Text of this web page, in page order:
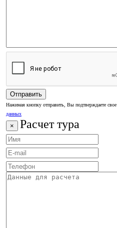
Нажимая кнопку отправить, Вы подтверждаете свое
данных
× Расчет тура